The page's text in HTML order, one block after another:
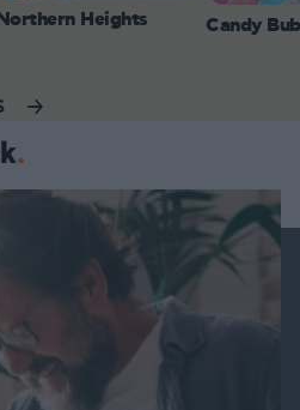
Heights Candy